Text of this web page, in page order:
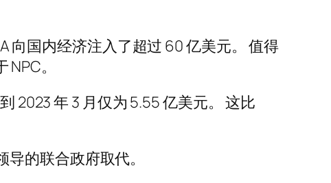
向国内经济注入了超过 60 亿美元。 值得
。
2023 年 3 月仅为 5.55 亿美元。 这比
的联合政府取代。